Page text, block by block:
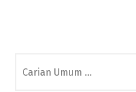
for: